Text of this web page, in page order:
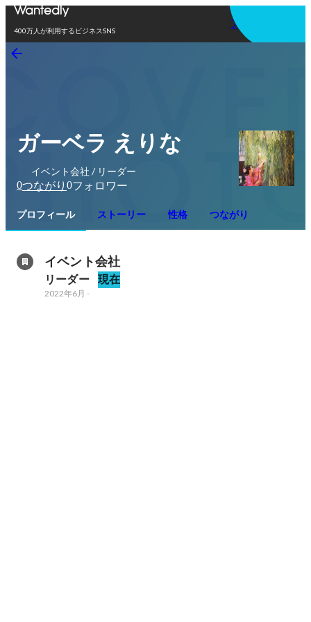
400万人が利用するビジネスSNS
アプリを使う
ガーベラ えりな
イベント会社 / リーダー
0つながり 0フォロワー
プロフィール ストーリー 性格 つながり
イベント会社
リーダー 現在
2022年6月 -